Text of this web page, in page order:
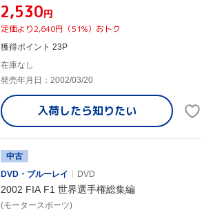
¥2,530円
定価より2,640円（51%）おトク
獲得ポイント 23P
在庫なし
発売年月日：2002/03/20
入荷したら知りたい
中古
DVD・ブルーレイ
DVD
2002 FIA F1 世界選手権総集編
(モータースポーツ)